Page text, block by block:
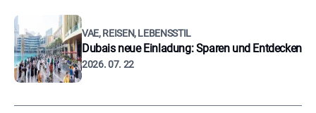
VAE, REISEN, LEBENSSTIL
Dubais neue Einladung: Sparen und Entdecken
2026. 07. 22